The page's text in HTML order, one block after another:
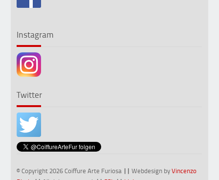
Instagram
Twitter
© Copyright 2026 Coiffure Arte Furiosa || Webdesign byVincenzo